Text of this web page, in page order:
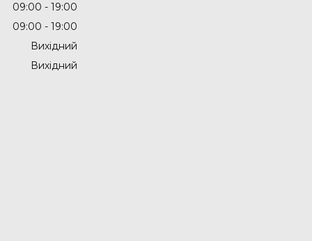
09:00
19:00
09:00
19:00
Вихідний
Вихідний